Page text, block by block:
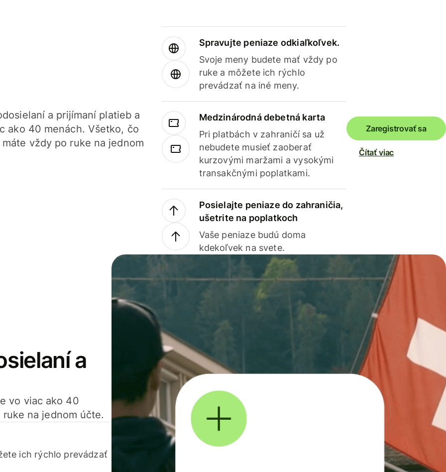
a prijímaní platieb a
ako 40 menách. Všetko, čo
vždy po ruke na jednom
Spravujte peniaze odkiaľkoľvek.
Svoje meny budete mať vždy po
ruke a môžete ich rýchlo
prevádzať na iné meny.
Medzinárodná debetná karta
Pri platbách v zahraničí sa už
nebudete musieť zaoberať
kurzovými maržami a vysokými
transakčnými poplatkami.
Posielajte peniaze do zahraničia,
ušetrite na poplatkoch
Vaše peniaze budú doma
kdekoľvek na svete.
Zaregistrovať sa
Čítať viac
a
vo viac ako 40
na jednom účte.
ich rýchlo prevádzať